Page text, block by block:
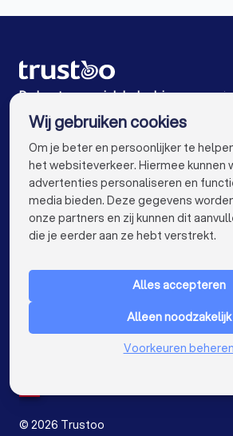
Energielabel adviseurs in
Energielabel adviseurs in
Energielabel adviseurs in
Energielabel adviseurs in
Energielabel adviseurs in
Energielabel adviseurs in
Energielabel adviseurs in
Energielabel adviseurs in
Energielabel adviseurs in
De beste energielabel adviseurs voor
VOOR PARTICULIEREN
Nederland
© 2026 Trustoo
Wij gebruiken cookies
Om je beter en persoonlijker te
het websiteverkeer. Hiermee kunnen
advertenties personaliseren en
media bieden. Deze gegevens
onze partners en zij kunnen dit
die je eerder aan ze hebt verstrekt.
Alles accepteren
Alleen noodzakelijk
Voorkeuren beheren